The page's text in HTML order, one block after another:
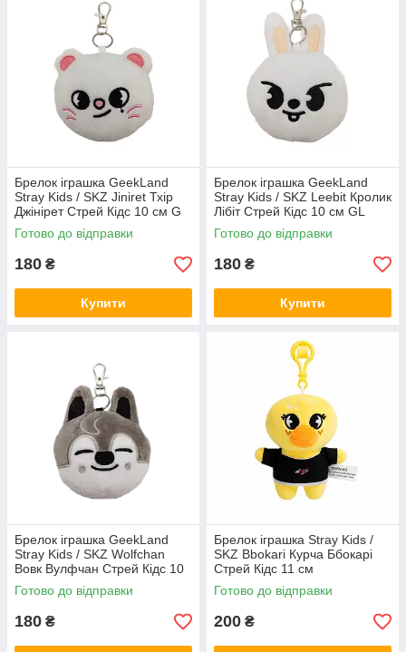
Брелок іграшка GeekLand
Stray Kids / SKZ Jiniret Тхір
Джінірет Стрей Кідс 10 см G
SKZ J08
Готово до відправки
180 ₴
Купити
Брелок іграшка GeekLand
Stray Kids / SKZ Leebit Кролик
Лібіт Стрей Кідс 10 см GL
SKZ L 06
Готово до відправки
180 ₴
Купити
Брелок іграшка GeekLand
Stray Kids / SKZ Wolfchan
Вовк Вулфчан Стрей Кідс 10
см G SKZ04
Готово до відправки
180 ₴
Брелок іграшка Stray Kids /
SKZ Bbokari Курча Ббокарі
Стрей Кідс 11 см
Готово до відправки
200 ₴